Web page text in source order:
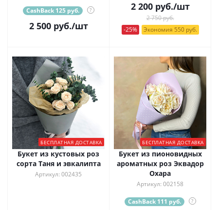
CashBack 125 руб. ?
2 500руб./шт
2 200руб./шт
2 750 руб.
-25%
Экономия 550 руб.
БЕСПЛАТНАЯ ДОСТАВКА
Букет из кустовых роз
сорта Таня и эвкалипта
Артикул: 002435
БЕСПЛАТНАЯ ДОСТАВКА
Букет из пионовидных
ароматных роз Эквадор
Охара
Артикул: 002158
CashBack 111 руб. ?